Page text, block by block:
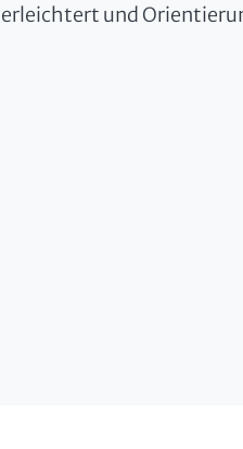
erleichtert und